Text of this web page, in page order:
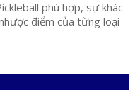
phù hợp, sự khác
điểm của từng loại